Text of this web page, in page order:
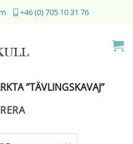
+46 (0) 705 10 31 76
”TÄVLINGSKAVAJ”